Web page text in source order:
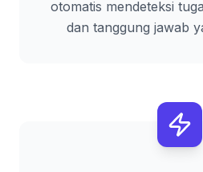
otomatis mendeteksi
dan tanggung jawab